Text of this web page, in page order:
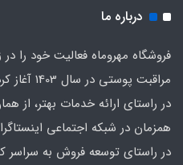
درباره ما
فروشگاه مهروماه فعالیت خود را
مراقبت پوستی در سال 1403 آغاز کرد.
در راستای ارائه خدمات بهتر، از
همزمان در شبکه اجتماعی
در راستای توسعه فروش به سراسر